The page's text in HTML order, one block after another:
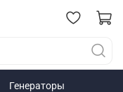
Генераторы